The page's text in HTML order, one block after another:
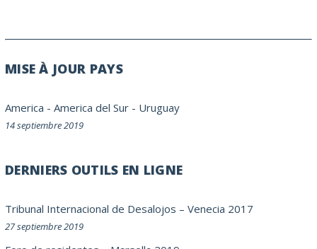
MISE À JOUR PAYS
America - America del Sur - Uruguay
14 septiembre 2019
DERNIERS OUTILS EN LIGNE
Tribunal Internacional de Desalojos – Venecia 2017
27 septiembre 2019